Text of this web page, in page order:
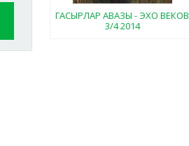
ГАСЫРЛАР АВАЗЫ - ЭХО ВЕКОВ
3/4 2014